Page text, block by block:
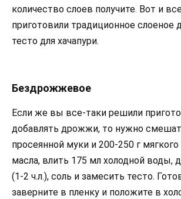
количество слоев получите. Вот и
приготовили традиционное
тесто для хачапури.
Бездрожжевое
Если же вы все-таки решили
добавлять дрожжи, то нужно
просеянной муки и 200-250 г мягкого
масла, влить 175 мл холодной воды,
(1-2 ч.л.), соль и замесить тесто.
заверните в пленку и положите в